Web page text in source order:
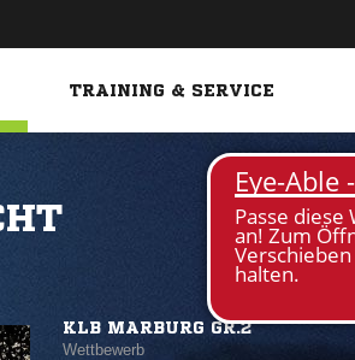
TRAINING & SERVICE
KLB MARBURG GR.2
Wettbewerb